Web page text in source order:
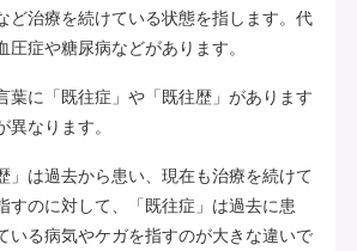
ど治療を続けている状態を指します。代
圧症や糖尿病などがあります。
葉に「既往症」や「既往歴」があります
なります。
」は過去から患い、現在も治療を続けて
すのに対して、「既往症」は過去に患
いる病気やケガを指すのが大きな違いで